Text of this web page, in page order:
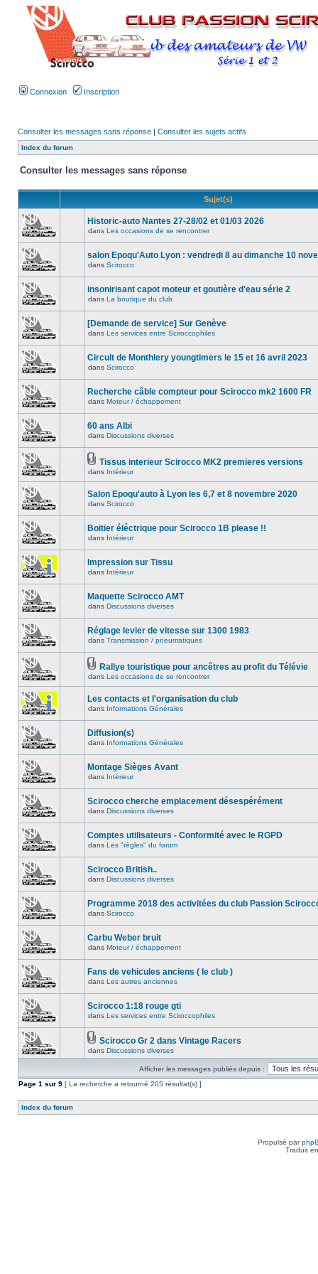
Connexion Inscription
Consulter les messages sans réponse | Consulter les sujets actifs
Index du forum
Consulter les messages sans réponse
Sujet(s)
Historic-auto Nantes 27-28/02 et 01/03 2026
dans Les occasions de se rencontrer
salon Epoqu'Auto Lyon : vendredi 8 au dimanche 10
dans Scirocco
insonirisant capot moteur et goutière d'eau série 2
dans La boutique du club
[Demande de service] Sur Genève
dans Les services entre Sciroccophiles
Circuit de Monthlery youngtimers le 15 et 16 avril 2023
dans Scirocco
Recherche câble compteur pour Scirocco mk2 1600 FR
dans Moteur / échappement
60 ans Albi
dans Discussions diverses
Tissus interieur Scirocco MK2 premieres versions
dans Intérieur
Salon Epoqu'auto à Lyon les 6,7 et 8 novembre 2020
dans Scirocco
Boitier éléctrique pour Scirocco 1B please !!
dans Intérieur
Impression sur Tissu
dans Intérieur
Maquette Scirocco AMT
dans Discussions diverses
Réglage levier de vitesse sur 1300 1983
dans Transmission / pneumatiques
Rallye touristique pour ancêtres au profit du Télévie
dans Les occasions de se rencontrer
Les contacts et l'organisation du club
dans Informations Générales
Diffusion(s)
dans Informations Générales
Montage Sièges Avant
dans Intérieur
Scirocco cherche emplacement désespérément
dans Discussions diverses
Comptes utilisateurs - Conformité avec le RGPD
dans Les "règles" du forum
Scirocco British..
dans Discussions diverses
Programme 2018 des activitées du club Passion
dans Scirocco
Carbu Weber bruit
dans Moteur / échappement
Fans de vehicules anciens ( le club )
dans Les autres anciennes
Scirocco 1:18 rouge gti
dans Les services entre Sciroccophiles
Scirocco Gr 2 dans Vintage Racers
dans Discussions diverses
Afficher les messages publiés depuis :
Page 1 sur 9 [ La recherche a retourné 205 résultat(s) ]
Index du forum
Propulsé par
Traduit